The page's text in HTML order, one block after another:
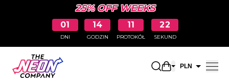
25% OFF WEEKS
01
DNI
14
GODZIN
11
PROTOKÓŁ
22
SEKUND
Otwarty koszyk
PLN